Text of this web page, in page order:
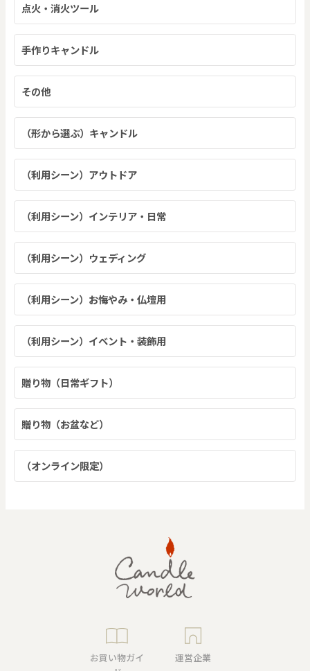
点火・消火ツール
手作りキャンドル
その他
（形から選ぶ）キャンドル
（利用シーン）アウトドア
（利用シーン）インテリア・日常
（利用シーン）ウェディング
（利用シーン）お悔やみ・仏壇用
（利用シーン）イベント・装飾用
贈り物（日常ギフト）
贈り物（お盆など）
（オンライン限定）
お買い物ガイ
運営企業